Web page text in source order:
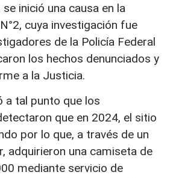
inició una causa en la
cuya investigación fue
de la Policía Federal
los hechos denunciados y
a la Justicia.
a tal punto que los
que en 2024, el sitio
por lo que, a través de un
adquirieron una camiseta de
mediante servicio de